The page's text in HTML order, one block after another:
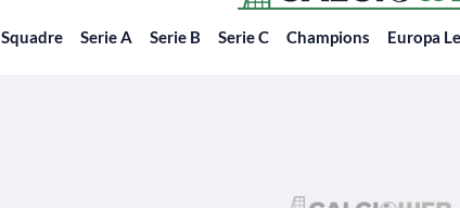
Squadre Serie A Serie B Serie C Champions Europa